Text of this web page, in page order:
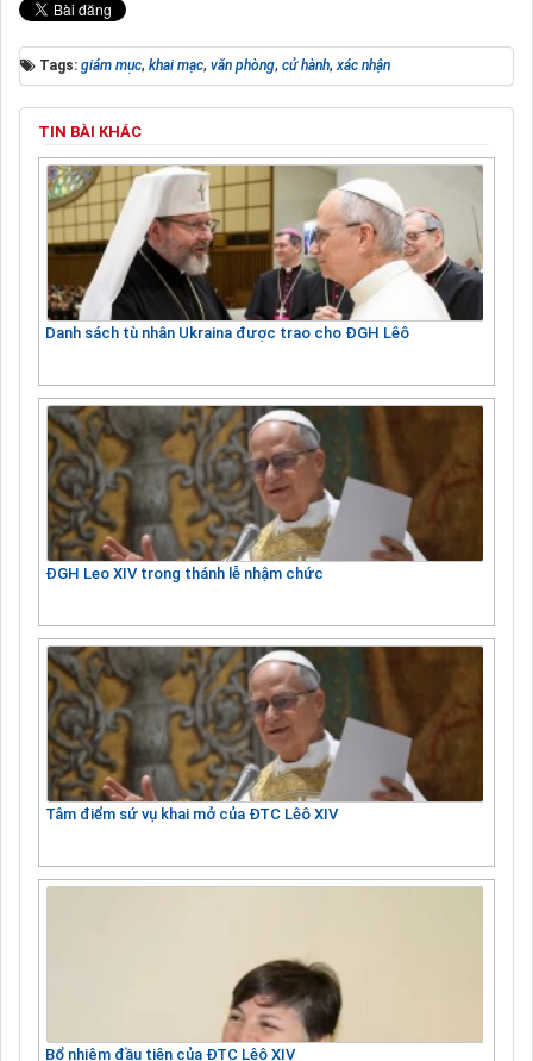
Tags: giám mục, khai mạc, văn phòng, cử hành, xác nhận
TIN BÀI KHÁC
Danh sách tù nhân Ukraina được trao cho ĐGH Lêô
ĐGH Leo XIV trong thánh lễ nhậm chức
Tâm điểm sứ vụ khai mở của ĐTC Lêô XIV
Bổ nhiệm đầu tiên của ĐTC Lêô XIV